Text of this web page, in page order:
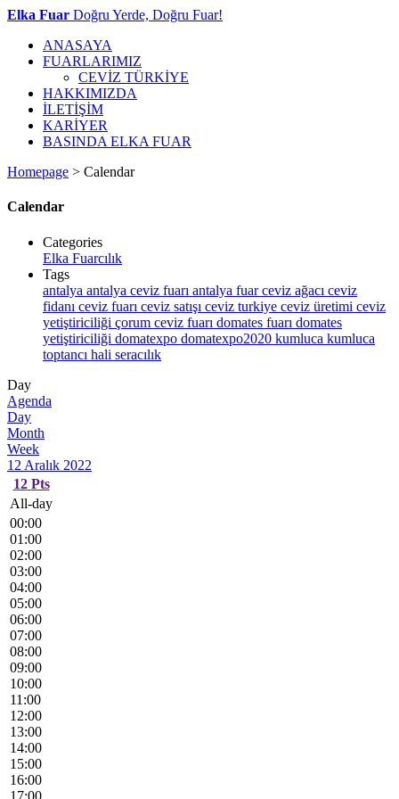
Elka Fuar Doğru Yerde, Doğru Fuar!
ANASAYA
FUARLARIMIZ
CEVİZ TÜRKİYE
HAKKIMIZDA
İLETİŞİM
KARİYER
BASINDA ELKA FUAR
Homepage > Calendar
Calendar
Categories
Elka Fuarcılık
Tags
antalya antalya ceviz fuarı antalya fuarceviz ağacı ceviz
fidanı ceviz fuarı ceviz satışı ceviz turkiye ceviz üretimi ceviz
yetiştiriciliği çorum ceviz fuarı domates fuarı domates
yetiştiriciliği domatexpo domatexpo2020 kumluca kumluca
toptancı hali seracılık
Day
Agenda
Day
Month
Week
12 Aralık 2022
12 Pts
All-day
00:00
01:00
02:00
03:00
04:00
05:00
06:00
07:00
08:00
09:00
10:00
11:00
12:00
13:00
14:00
15:00
16:00
17:00